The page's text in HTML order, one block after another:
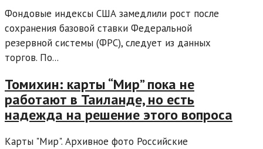
Фондовые индексы США замедлили рост после
сохранения базовой ставки Федеральной
резервной системы (ФРС), следует из данных
торгов. По...
Томихин: карты “Мир” пока не
работают в Таиланде, но есть
надежда на решение этого вопроса
Карты "Мир". Архивное фото Российские